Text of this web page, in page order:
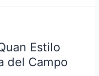
Estilo
del Campo